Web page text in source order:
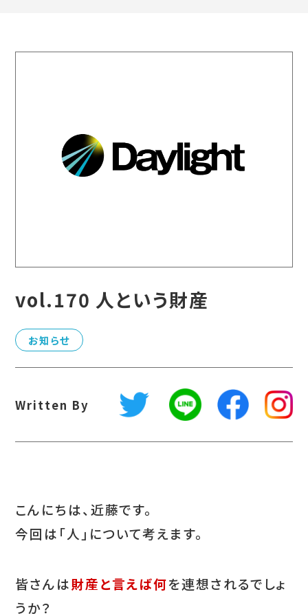
vol.170 人という財産
お知らせ
Written By
こんにちは、近藤です。
今回は「人」について考えます。
皆さんは財産と言えば何を連想されるでしょ
うか？